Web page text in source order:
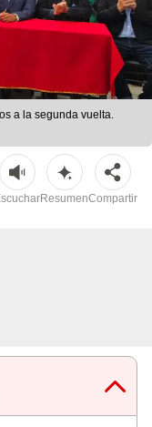
a la segunda vuelta.
ResumenCompartir